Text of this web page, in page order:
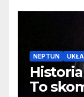
NEPTUN
To